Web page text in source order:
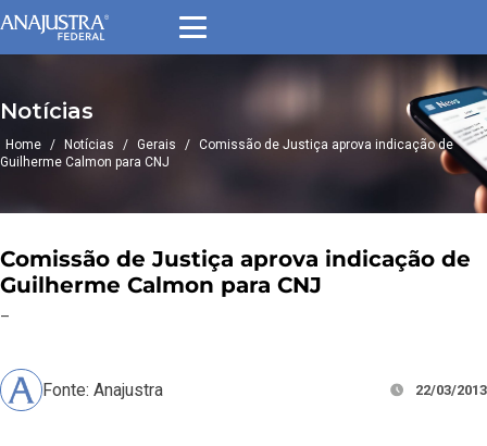
Notícias
Home / Notícias / Gerais / Comissão de Justiça aprova indicação de
Guilherme Calmon para CNJ
Comissão de Justiça aprova indicação de
Guilherme Calmon para CNJ
–
Fonte: Anajustra 22/03/2013